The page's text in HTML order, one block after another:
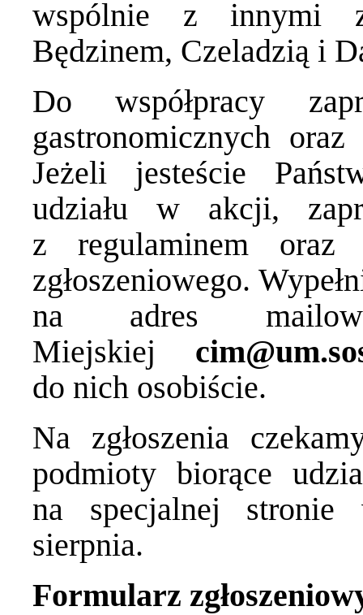
wspólnie z innymi
Będzinem, Czeladzią i
Do współpracy
gastronomicznych
Jeżeli jesteście
udziału w akcji,
z regulaminem oraz
zgłoszeniowego.
na adres
Miejskiej
do nich osobiście.
Na zgłoszenia
podmioty biorące
na specjalnej
sierpnia.
Formularz